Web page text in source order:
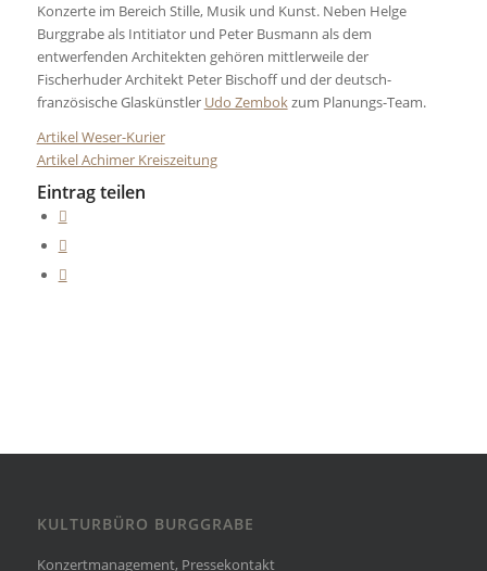
Konzerte im Bereich Stille, Musik und Kunst. Neben Helge
Burggrabe als Intitiator und Peter Busmann als dem
entwerfenden Architekten gehören mittlerweile der
Fischerhuder Architekt Peter Bischoff und der deutsch-
französische Glaskünstler Udo Zembokzum Planungs-Team.
Artikel Weser-Kurier
Artikel Achimer Kreiszeitung
Eintrag teilen
KULTURBÜRO BURGGRABE
Konzertmanagement, Pressekontakt